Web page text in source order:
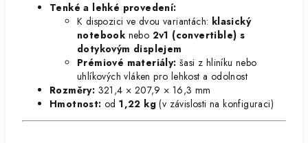
Tenké a lehké provedení:
K dispozici ve dvou variantách: klasický
notebook nebo 2v1 (convertible) s
dotykovým displejem
Prémiové materiály: šasi z hliníku nebo
uhlíkových vláken pro lehkost a odolnost
Rozměry: 321,4 × 207,9 × 16,3 mm
Hmotnost: od1,22 kg (v závislosti na konfiguraci)